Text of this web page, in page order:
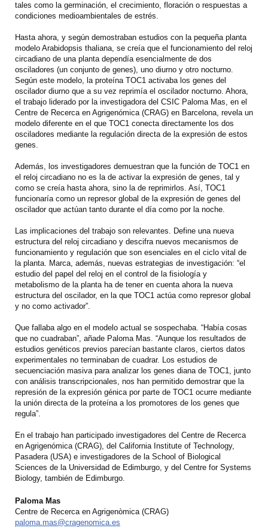
tales como la germinación, el crecimiento, floración o respuestas a
condiciones medioambientales de estrés.
Hasta ahora, y según demostraban estudios con la pequeña planta
modelo Arabidopsis thaliana, se creía que el funcionamiento del reloj
circadiano de una planta dependía esencialmente de dos
osciladores (un conjunto de genes), uno diurno y otro nocturno.
Según este modelo, la proteína TOC1 activaba los genes del
oscilador diurno que a su vez reprimía el oscilador nocturno. Ahora,
el trabajo liderado por la investigadora del CSIC Paloma Mas, en el
Centre de Recerca en Agrigenómica (CRAG) en Barcelona, revela un
modelo diferente en el que TOC1 conecta directamente los dos
osciladores mediante la regulación directa de la expresión de estos
genes.
Además, los investigadores demuestran que la función de TOC1 en
el reloj circadiano no es la de activar la expresión de genes, tal y
como se creía hasta ahora, sino la de reprimirlos. Así, TOC1
funcionaría como un represor global de la expresión de genes del
oscilador que actúan tanto durante el día como por la noche.
Las implicaciones del trabajo son relevantes. Define una nueva
estructura del reloj circadiano y descifra nuevos mecanismos de
funcionamiento y regulación que son esenciales en el ciclo vital de
la planta. Marca, además, nuevas estrategias de investigación: “el
estudio del papel del reloj en el control de la fisiología y
metabolismo de la planta ha de tener en cuenta ahora la nueva
estructura del oscilador, en la que TOC1 actúa como represor global
y no como activador”.
Que fallaba algo en el modelo actual se sospechaba. “Había cosas
que no cuadraban”, añade Paloma Mas. “Aunque los resultados de
estudios genéticos previos parecían bastante claros, ciertos datos
experimentales no terminaban de cuadrar. Los estudios de
secuenciación masiva para analizar los genes diana de TOC1, junto
con análisis transcripcionales, nos han permitido demostrar que la
represión de la expresión génica por parte de TOC1 ocurre mediante
la unión directa de la proteína a los promotores de los genes que
regula”.
En el trabajo han participado investigadores del Centre de Recerca
en Agrigenómica (CRAG), del California Institute of Technology,
Pasadera (USA) e investigadores de la School of Biological
Sciences de la Universidad de Edimburgo, y del Centre for Systems
Biology, también de Edimburgo.
Paloma Mas
Centre de Recerca en Agrigenòmica (CRAG)
paloma.mas@cragenomica.es